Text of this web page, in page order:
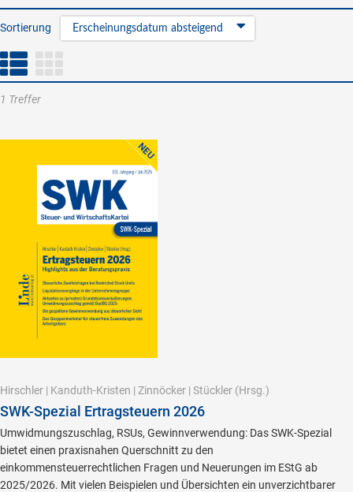
Sortierung Erscheinungsdatum absteigend
1 Treffer
Hirschler | Kanduth-Kristen | Zinnöcker | Stückler (Hrsg.)
SWK-Spezial Ertragsteuern 2026
Umwidmungszuschlag, RSUs, Gewinnverwendung: Das SWK-Spezial
bietet einen praxisnahen Querschnitt zu den
einkommensteuerrechtlichen Fragen und Neuerungen im EStG ab
2025/2026. Mit vielen Beispielen und Übersichten ein unverzichtbarer